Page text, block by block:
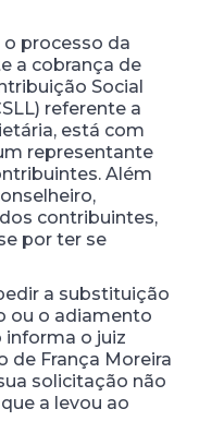
processo da
a cobrança de
Social
referente a
está com
representante
Além
contribuintes,
por ter se
a substituição
ou o adiamento
informa o juiz
de França Moreira
solicitação não
a levou ao